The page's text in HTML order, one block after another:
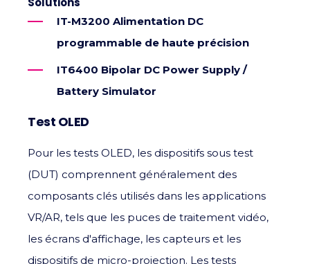
IT-M3200 Alimentation DC
programmable de haute précision
IT6400 Bipolar DC Power Supply /
Battery Simulator
Test OLED
Pour les tests OLED, les dispositifs sous test
(DUT) comprennent généralement des
composants clés utilisés dans les applications
VR/AR, tels que les puces de traitement vidéo,
les écrans d'affichage, les capteurs et les
dispositifs de micro-projection. Les tests